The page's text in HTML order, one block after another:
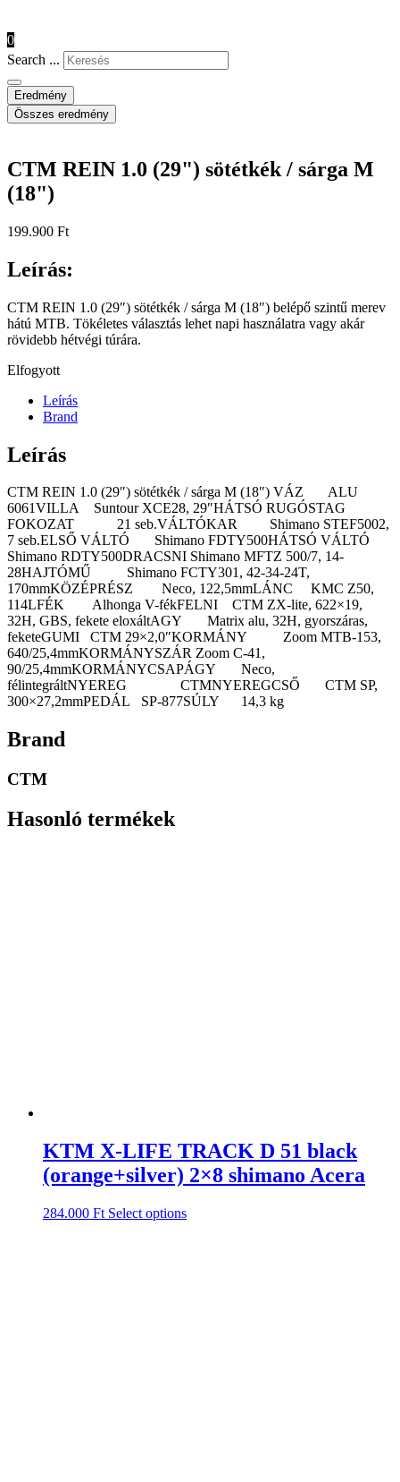
0
Search ...
Eredmény
Összes eredmény
CTM REIN 1.0 (29") sötétkék / sárga M
(18")
199.900 Ft
Leírás:
CTM REIN 1.0 (29″) sötétkék / sárga M (18″) belépő szintű merev
hátú MTB. Tökéletes választás lehet napi használatra vagy akár
rövidebb hétvégi túrára.
Elfogyott
Leírás
Brand
Leírás
CTM REIN 1.0 (29″) sötétkék / sárga M (18″) VÁZ ALU
6061VILLA Suntour XCE28, 29″HÁTSÓ RUGÓSTAG
FOKOZAT 21 seb.VÁLTÓKAR Shimano STEF5002,
7 seb.ELSŐ VÁLTÓ Shimano FDTY500HÁTSÓ VÁLTÓ
Shimano RDTY500DRACSNI Shimano MFTZ 500/7, 14-
28HAJTÓMŰ Shimano FCTY301, 42-34-24T,
170mmKÖZÉPRÉSZ Neco, 122,5mmLÁNC KMC Z50,
114LFÉK Alhonga V-fékFELNI CTM ZX-lite, 622×19,
32H, GBS, fekete eloxáltAGY Matrix alu, 32H, gyorszáras,
feketeGUMI CTM 29×2,0″KORMÁNY Zoom MTB-153,
640/25,4mmKORMÁNYSZÁR Zoom C-41,
90/25,4mmKORMÁNYCSAPÁGY Neco,
félintegráltNYEREG CTMNYEREGCSŐ CTM SP,
300×27,2mmPEDÁL SP-877SÚLY 14,3 kg
Brand
CTM
Hasonló termékek
KTM X-LIFE TRACK D 51 black
(orange+silver) 2×8 shimano Acera
284.000 Ft Select options